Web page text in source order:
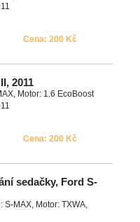
Cena: 200 Kč
2011
Motor: 1.6 EcoBoost
Cena: 200 Kč
sedačky, Ford S-
S-MAX, Motor: TXWA,